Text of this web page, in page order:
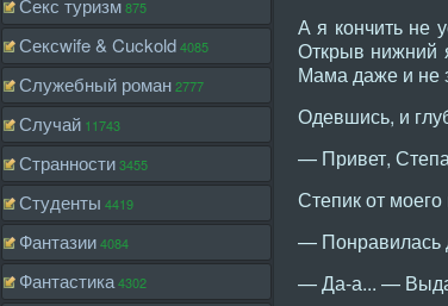
Секс туризм875
Сексwife & Cuckold4085
Служебный роман2777
Случай 11743
Странности3455
Студенты 4419
Фантазии4084
Фантастика4302
А я кончить не
Открыв нижний
Мама даже и не
Одевшись, и
— Привет,
Степик от
— Понравилась
— Да-а... —